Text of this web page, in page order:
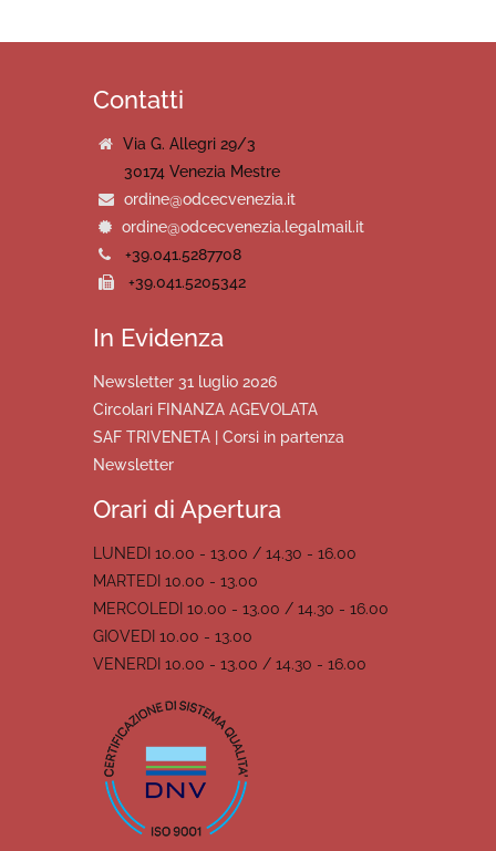
Contatti
Via G. Allegri 29/3
30174 Venezia Mestre
ordine@odcecvenezia.it
ordine@odcecvenezia.legalmail.it
+39.041.5287708
+39.041.5205342
In Evidenza
Newsletter 31 luglio 2026
Circolari FINANZA AGEVOLATA
SAF TRIVENETA | Corsi in partenza
Newsletter
Orari di Apertura
LUNEDI 10.00 - 13.00 / 14.30 - 16.00
MARTEDI 10.00 - 13.00
MERCOLEDI 10.00 - 13.00 / 14.30 - 16.00
GIOVEDI 10.00 - 13.00
VENERDI 10.00 - 13.00 / 14.30 - 16.00